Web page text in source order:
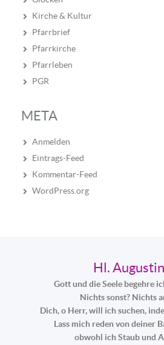
Kirche & Kultur
Pfarrbrief
Pfarrkirche
Pfarrleben
PGR
META
Anmelden
Eintrags-Feed
Kommentar-Feed
WordPress.org
Hl.
Gott und die Seele begehre
Nichts sonst? Nichts
Dich, o Herr, will ich suchen,
Lass mich reden von deiner
obwohl ich Staub und